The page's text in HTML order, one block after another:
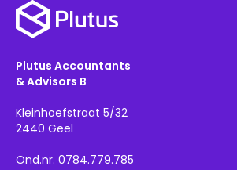
Plutus Accountants
& Advisors B
Kleinhoefstraat 5/32
2440 Geel
Ond.nr. 0784.779.785